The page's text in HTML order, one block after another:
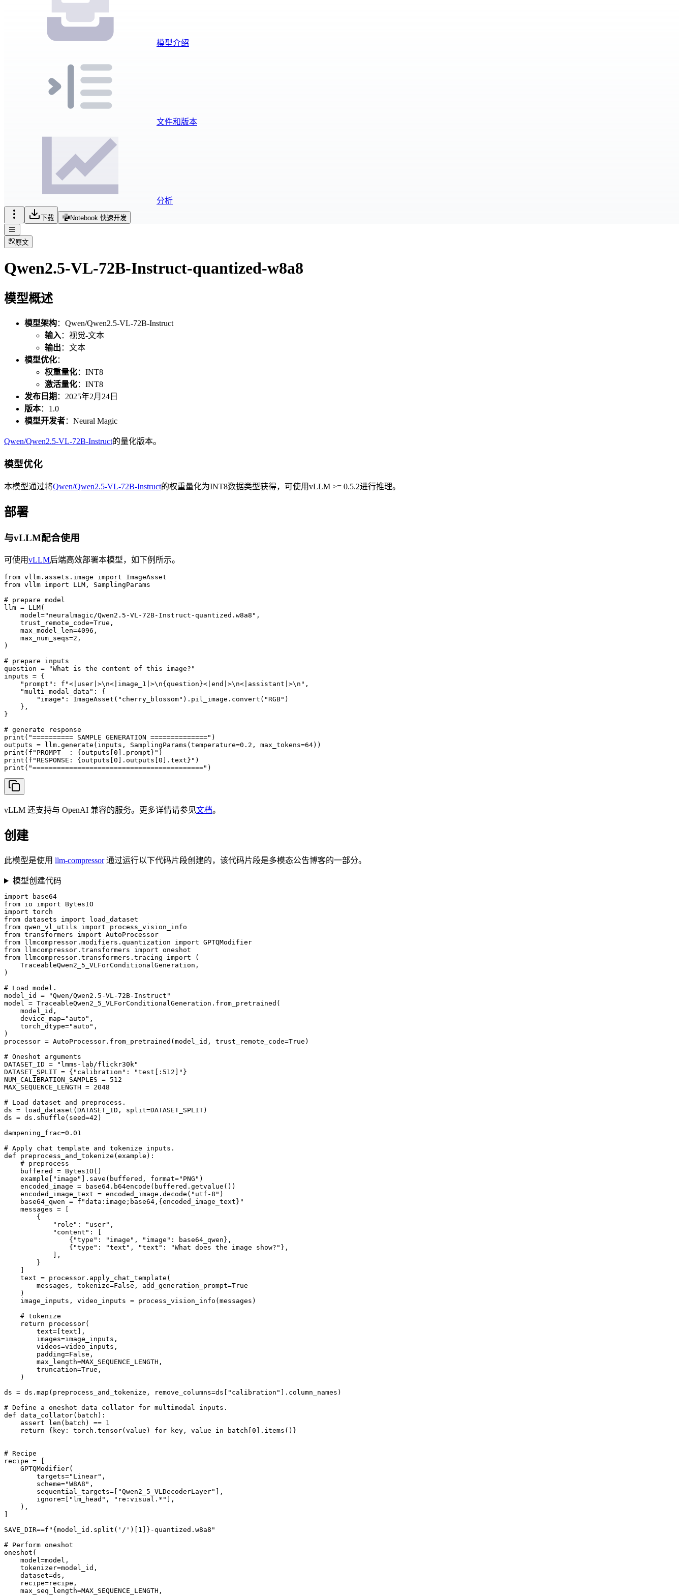
模型介绍
文件和版本
分析
下载 Notebook 快速开发
原文
Qwen2.5-VL-72B-Instruct-quantized-w8a8
模型概述
模型架构：Qwen/Qwen2.5-VL-72B-Instruct
输入：视觉-文本
输出 ：文本
模型优化：
权重量化：INT8
激活量化：INT8
发布日期 ：2025年2月24日
版本：1.0
模型开发者：Neural Magic
Qwen/Qwen2.5-VL-72B-Instruct的量化版本。
模型优化
本模型通过将Qwen/Qwen2.5-VL-72B-Instruct的权重量化为INT8数据类型获得，可使用vLLM >= 0.5.2进行推理。
部署
与vLLM配合使用
可使用vLLM后端高效部署本模型，如下例所示。
from vllm.assets.image import ImageAsset
from vllm import LLM, SamplingParams
# prepare model
llm = LLM(
    model="neuralmagic/Qwen2.5-VL-72B-Instruct-quantized.w8a8",
    trust_remote_code=True,
    max_model_len=4096,
    max_num_seqs=2,
)
# prepare inputs
question = "What is the content of this image?"
inputs = {
    "prompt": f"<|user|>\n<|image_1|>\n{question}<|end|>\n<|assistant|>\n",
    "multi_modal_data": {
        "image": ImageAsset("cherry_blossom").pil_image.convert("RGB")
    },
}
# generate response
print("========== SAMPLE GENERATION ==============")
outputs = llm.generate(inputs, SamplingParams(temperature=0.2, max_tokens=64))
print(f"PROMPT  : {outputs[0].prompt}")
print(f"RESPONSE: {outputs[0].outputs[0].text}")
print("==========================================")
vLLM 还支持与 OpenAI 兼容的服务。更多详情请参见文档。
创建
此模型是使用 llm-compressor通过运行以下代码片段创建的，该代码片段是多模态公告博客的一部分。
模型创建代码
import base64
from io import BytesIO
import torch
from datasets import load_dataset
from qwen_vl_utils import process_vision_info
from transformers import AutoProcessor
from llmcompressor.modifiers.quantization import GPTQModifier
from llmcompressor.transformers import oneshot
from llmcompressor.transformers.tracing import (
    TraceableQwen2_5_VLForConditionalGeneration,
)
# Load model.
model_id = "Qwen/Qwen2.5-VL-72B-Instruct"
model = TraceableQwen2_5_VLForConditionalGeneration.from_pretrained(
    model_id,
    device_map="auto",
    torch_dtype="auto",
)
processor = AutoProcessor.from_pretrained(model_id, trust_remote_code=True)
# Oneshot arguments
DATASET_ID = "lmms-lab/flickr30k"
DATASET_SPLIT = {"calibration": "test[:512]"}
NUM_CALIBRATION_SAMPLES = 512
MAX_SEQUENCE_LENGTH = 2048
# Load dataset and preprocess.
ds = load_dataset(DATASET_ID, split=DATASET_SPLIT)
ds = ds.shuffle(seed=42)
dampening_frac=0.01
# Apply chat template and tokenize inputs.
def preprocess_and_tokenize(example):
    # preprocess
    buffered = BytesIO()
    example["image"].save(buffered, format="PNG")
    encoded_image = base64.b64encode(buffered.getvalue())
    encoded_image_text = encoded_image.decode("utf-8")
    base64_qwen = f"data:image;base64,{encoded_image_text}"
    messages = [
        {
            "role": "user",
            "content": [
                {"type": "image", "image": base64_qwen},
                {"type": "text", "text": "What does the image show?"},
            ],
        }
    text = processor.apply_chat_template(
        messages, tokenize=False, add_generation_prompt=True
    )
    image_inputs, video_inputs = process_vision_info(messages)
    # tokenize
    return processor(
        text=[text],
        images=image_inputs,
        videos=video_inputs,
        padding=False,
        max_length=MAX_SEQUENCE_LENGTH,
        truncation=True,
    )
ds = ds.map(preprocess_and_tokenize, remove_columns=ds["calibration"].column_names)
# Define a oneshot data collator for multimodal inputs.
def data_collator(batch):
    assert len(batch) == 1
    return {key: torch.tensor(value) for key, value in batch[0].items()}
# Recipe
recipe = [
    GPTQModifier(
        targets="Linear",
        scheme="W8A8",
        sequential_targets=["Qwen2_5_VLDecoderLayer"],
        ignore=["lm_head", "re:visual.*"],
    ),
SAVE_DIR==f"{model_id.split('/')[1]}-quantized.w8a8"
# Perform oneshot
oneshot(
    model=model,
    tokenizer=model_id,
    dataset=ds,
    recipe=recipe,
    max_seq_length=MAX_SEQUENCE_LENGTH,